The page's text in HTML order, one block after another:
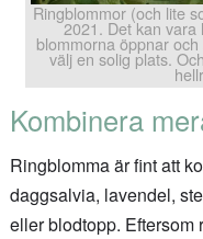
Ringblommor (och lite
2021. Det kan
blommorna öppnar
välj en solig plats.
Kombinera
Ringblomma är fint att
daggsalvia, lavendel,
eller blodtopp. Eftersom